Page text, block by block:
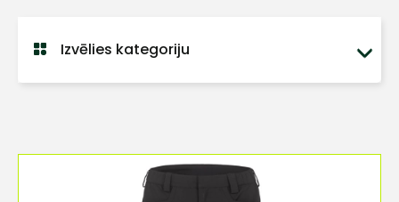
Izvēlies kategoriju